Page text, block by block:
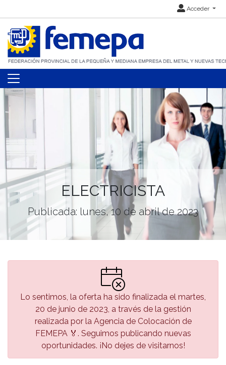
Acceder
ELECTRICISTA
Publicada: lunes, 10 de abril de 2023
Lo sentimos, la oferta ha sido finalizada el martes,
20 de junio de 2023, a través de la gestión
realizada por la Agencia de Colocación de
FEMEPA 🏅. Seguimos publicando nuevas
oportunidades. ¡No dejes de visitarnos!